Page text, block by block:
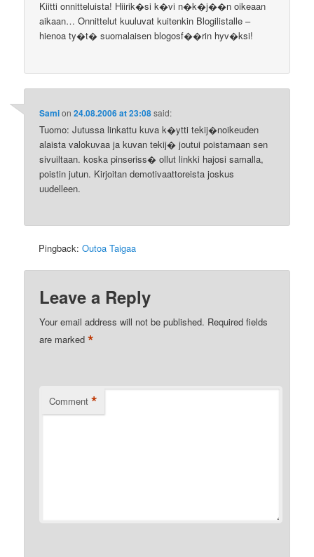
Kiitti onnitteluista! Hiirik�si k�vi n�k�j��n oikeaan
aikaan… Onnittelut kuuluvat kuitenkin Blogilistalle –
hienoa ty�t� suomalaisen blogosf��rin hyv�ksi!
Samion24.08.2006 at 23:08said:
Tuomo: Jutussa linkattu kuva k�ytti tekij�noikeuden
alaista valokuvaa ja kuvan tekij� joutui poistamaan sen
sivuiltaan. koska pinseriss� ollut linkki hajosi samalla,
poistin jutun. Kirjoitan demotivaattoreista joskus
uudelleen.
Pingback:Outoa Taigaa
Leave a Reply
Your email address will not be published. Required fields
are marked*
Comment *